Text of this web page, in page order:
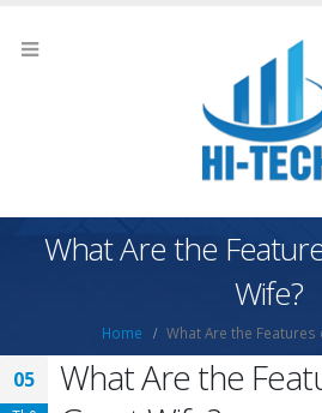
What Are the
Wife?
Home What Are the Features
05
What Are the